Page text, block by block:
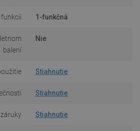
funkcií 1-funkčná
balení
Nie
Stiahnutie
Stiahnutie
Stiahnutie